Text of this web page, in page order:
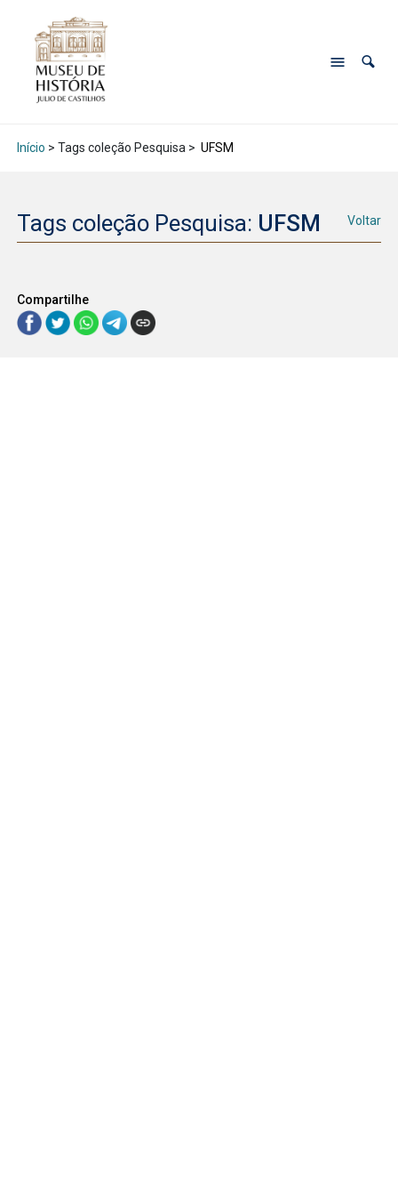
Início > Tags coleção Pesquisa > UFSM
Tags coleção Pesquisa: UFSM Voltar
Compartilhe